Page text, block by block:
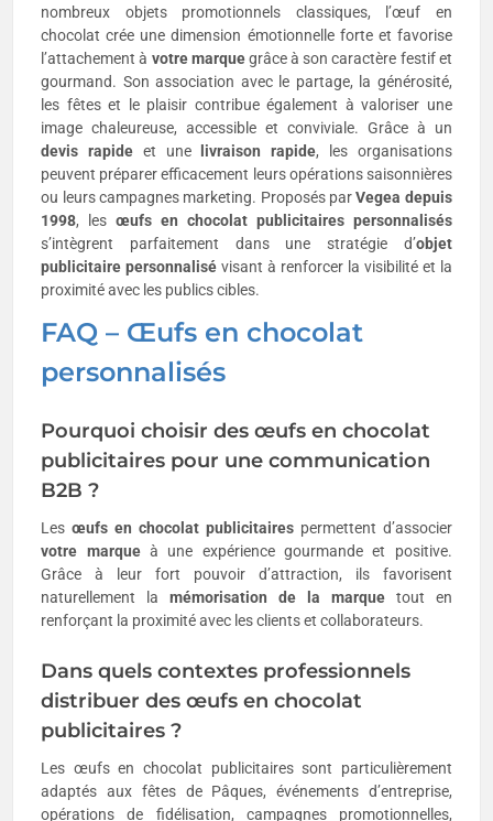
nombreux objets promotionnels classiques, l’œuf en
chocolat crée une dimension émotionnelle forte et favorise
l’attachement à votre marquegrâce à son caractère festif et
gourmand. Son association avec le partage, la générosité,
les fêtes et le plaisir contribue également à valoriser une
image chaleureuse, accessible et conviviale. Grâce à un
devis rapide et une livraison rapide, les organisations
peuvent préparer efficacement leurs opérations saisonnières
ou leurs campagnes marketing. Proposés parVegea depuis
1998, lesœufs en chocolat publicitaires personnalisés
s’intègrent parfaitement dans une stratégie d’objet
publicitaire personnalisé visant à renforcer la visibilité et la
proximité avec les publics cibles.
FAQ – Œufs en chocolat
personnalisés
Pourquoi choisir des œufs en chocolat
publicitaires pour une communication
B2B ?
Lesœufs en chocolat publicitairespermettent d’associer
votre marqueà une expérience gourmande et positive.
Grâce à leur fort pouvoir d’attraction, ils favorisent
naturellement lamémorisation de la marquetout en
renforçant la proximité avec les clients et collaborateurs.
Dans quels contextes professionnels
distribuer des œufs en chocolat
publicitaires ?
Les œufs en chocolat publicitaires sont particulièrement
adaptés aux fêtes de Pâques, événements d’entreprise,
opérations de fidélisation, campagnes promotionnelles,